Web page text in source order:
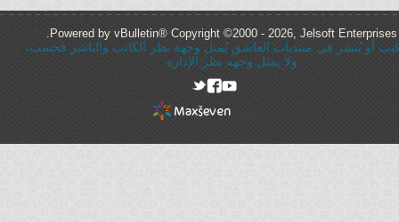
Powered by vBulletin® Copyright ©2000 - 2026, Jelsoft Enterprises
أو يُنشر في منتديات العاشق يُمثل وجهة نظر الكاتب والناشر فحسب،
ولا يمثل وجهه نظر الإدارة